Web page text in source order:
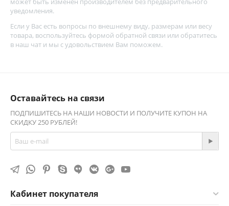
уведомления.
Если у Вас есть вопросы по внешнему виду, размерам или весу
товара, воспользуйтесь формой обратной связи или обратитесь
в наш чат и мы с удовольствием Вам поможем.
Оставайтесь на связи
ПОДПИШИТЕСЬ НА НАШИ НОВОСТИ И ПОЛУЧИТЕ КУПОН НА
СКИДКУ 250 РУБЛЕЙ!
Кабинет покупателя